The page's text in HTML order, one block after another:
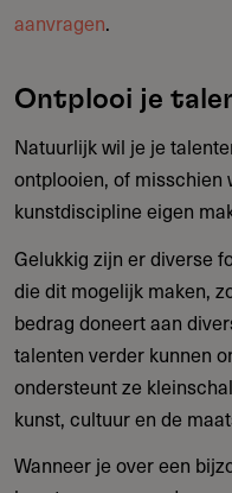
aanvragen.
Ontplooi je
Natuurlijk wil je je
ontplooien, of misschien
kunstdiscipline eigen
Gelukkig zijn er diverse
die dit mogelijk maken,
bedrag doneert aan
talenten verder kunnen
ondersteunt ze
kunst, cultuur en de
Wanneer je over een